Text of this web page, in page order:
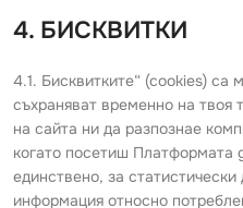
4. БИСКВИТКИ
4.1. Бисквитките“ (cookies) са
съхраняват временно на твоя
на сайта ни да разпознае
когато посетиш Платформата
единствено, за
информация относно